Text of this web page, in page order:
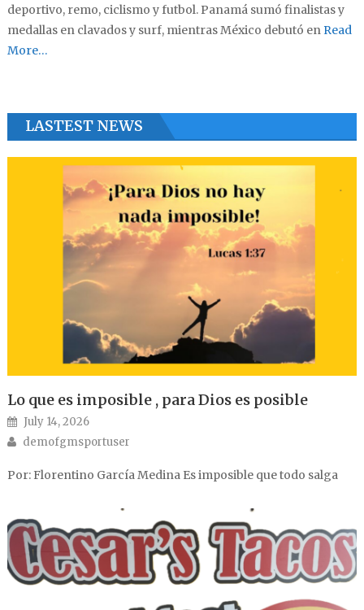
deportivo, remo, ciclismo y futbol. Panamá sumó finalistas y
medallas en clavados y surf, mientras México debutó enRead
More…
LASTEST NEWS
Lo que es imposible , para Dios es posible
Posted on
July 14, 2026
Author
demofgmsportuser
Por: Florentino García Medina Es imposible que todo salga